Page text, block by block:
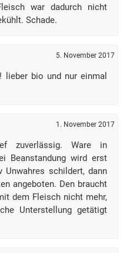
war dadurch nicht
Schade.
5. November 2017
lieber bio und nur einmal
1. November 2017
zuverlässig. Ware in
Beanstandung wird erst
Unwahres schildert, dann
angeboten. Den braucht
dem Fleisch nicht mehr,
Unterstellung getätigt